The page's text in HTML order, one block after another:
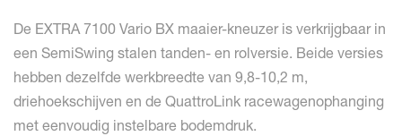
De EXTRA 7100 Vario BX maaier-kneuzer is verkrijgbaar in
een SemiSwing stalen tanden- en rolversie. Beide versies
hebben dezelfde werkbreedte van 9,8-10,2 m,
driehoekschijven en de QuattroLink racewagenophanging
met eenvoudig instelbare bodemdruk.